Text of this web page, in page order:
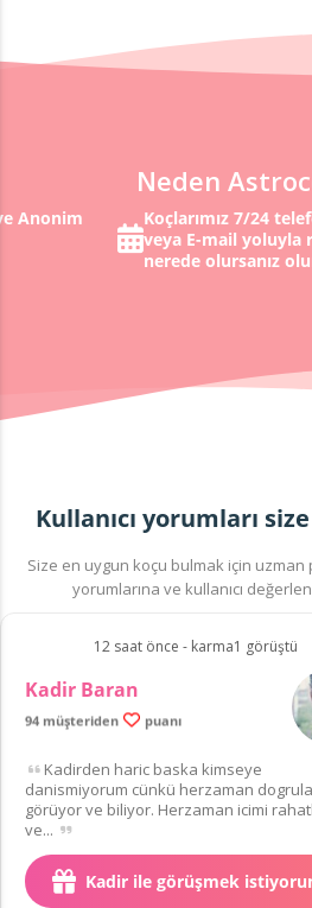
Neden
Anonim
Koçlarımız 7/24
veya E-mail yoluyla
nerede olursanız
Kullanıcı yorumları
Size en uygun koçu bulmak için
yorumlarına ve kullanıcı
12 saat önce - karma1 görüştü
Kadir Baran
99.9% memnun müşteri
94 müşteriden puanı
Kadirden haric baska kimseye
danismiyorum cünkü herzaman
görüyor ve biliyor. Herzaman icimi
ve...
Kadir ile görüşmek